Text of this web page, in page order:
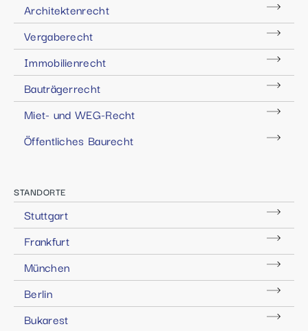
Architektenrecht
Vergaberecht
Immobilienrecht
Bauträgerrecht
Miet- und WEG-Recht
Öffentliches Baurecht
STANDORTE
Stuttgart
Frankfurt
München
Berlin
Bukarest